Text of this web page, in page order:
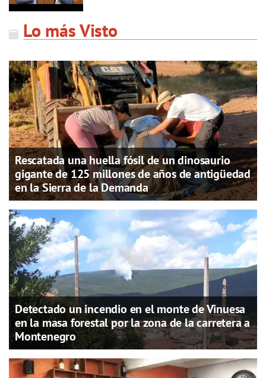
Lo más Visto
Rescatada una huella fósil de un dinosaurio
gigante de 125 millones de años de antigüedad
en la Sierra de la Demanda
Detectado un incendio en el monte de Vinuesa
en la masa forestal por la zona de la carretera a
Montenegro